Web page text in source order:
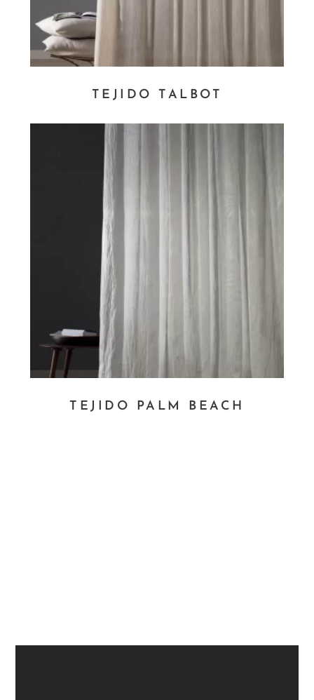
TEJIDO TALBOT
TEJIDO PALM BEACH